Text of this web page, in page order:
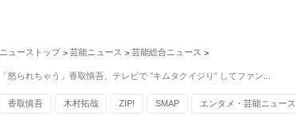
ニューストップ > 芸能ニュース > 芸能総合ニュース >
「怒られちゃう」香取慎吾、テレビで “キムタクイジり” してファン…
香取慎吾 木村拓哉 ZIP! SMAP エンタメ・芸能ニュース